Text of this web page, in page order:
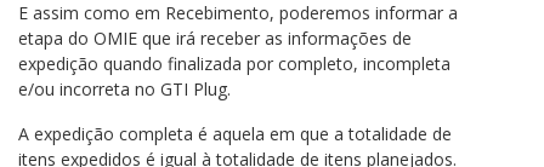
E assim como em Recebimento, poderemos informar a
etapa do OMIE que irá receber as informações de
expedição quando finalizada por completo, incompleta
e/ou incorreta no GTI Plug.
A expedição completa é aquela em que a totalidade de
itens expedidos é igual à totalidade de itens planejados.